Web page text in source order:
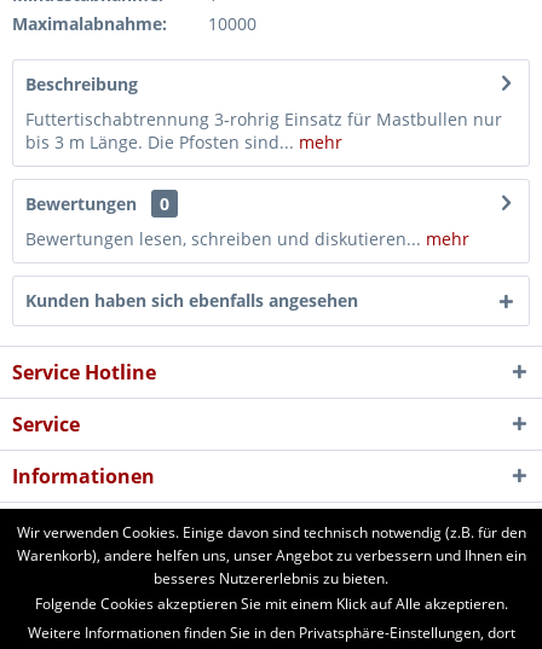
Maximalabnahme:
10000
Beschreibung
Futtertischabtrennung 3-rohrig Einsatz für Mastbullen nur
bis 3 m Länge. Die Pfosten sind... mehr
Bewertungen
0
Bewertungen lesen, schreiben und diskutieren... mehr
Kunden haben sich ebenfalls angesehen
Service Hotline
Service
Informationen
Newsletter
aforst.com - Ihr Fachhändler für Patura Weide- und Stalltechnik,
Weidezäune, Euronetze, electra Weidezaungeräte. 24 Stunden online
Wir verwenden Cookies. Einige davon sind technisch notwendig (z.B. für den
Warenkorb), andere helfen uns, unser Angebot zu verbessern und Ihnen ein
besseres Nutzererlebnis zu bieten.
Folgende Cookies akzeptieren Sie mit einem Klick auf Alle akzeptieren.
Weitere Informationen finden Sie in den Privatsphäre-Einstellungen, dort